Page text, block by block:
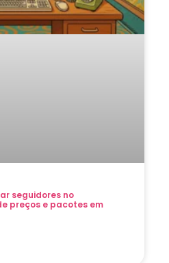
seguidores no
preços e pacotes em